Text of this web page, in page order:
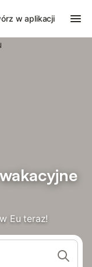
w aplikacji
Eu teraz!